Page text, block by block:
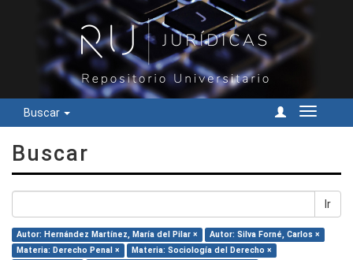
Buscar
Cambiar
Buscar
Ir
Autor: Hernández Martínez, María del Pilar ×
Autor: Silva Forné, Carlos ×
Materia: Derecho Penal ×
Materia: Sociología del Derecho ×